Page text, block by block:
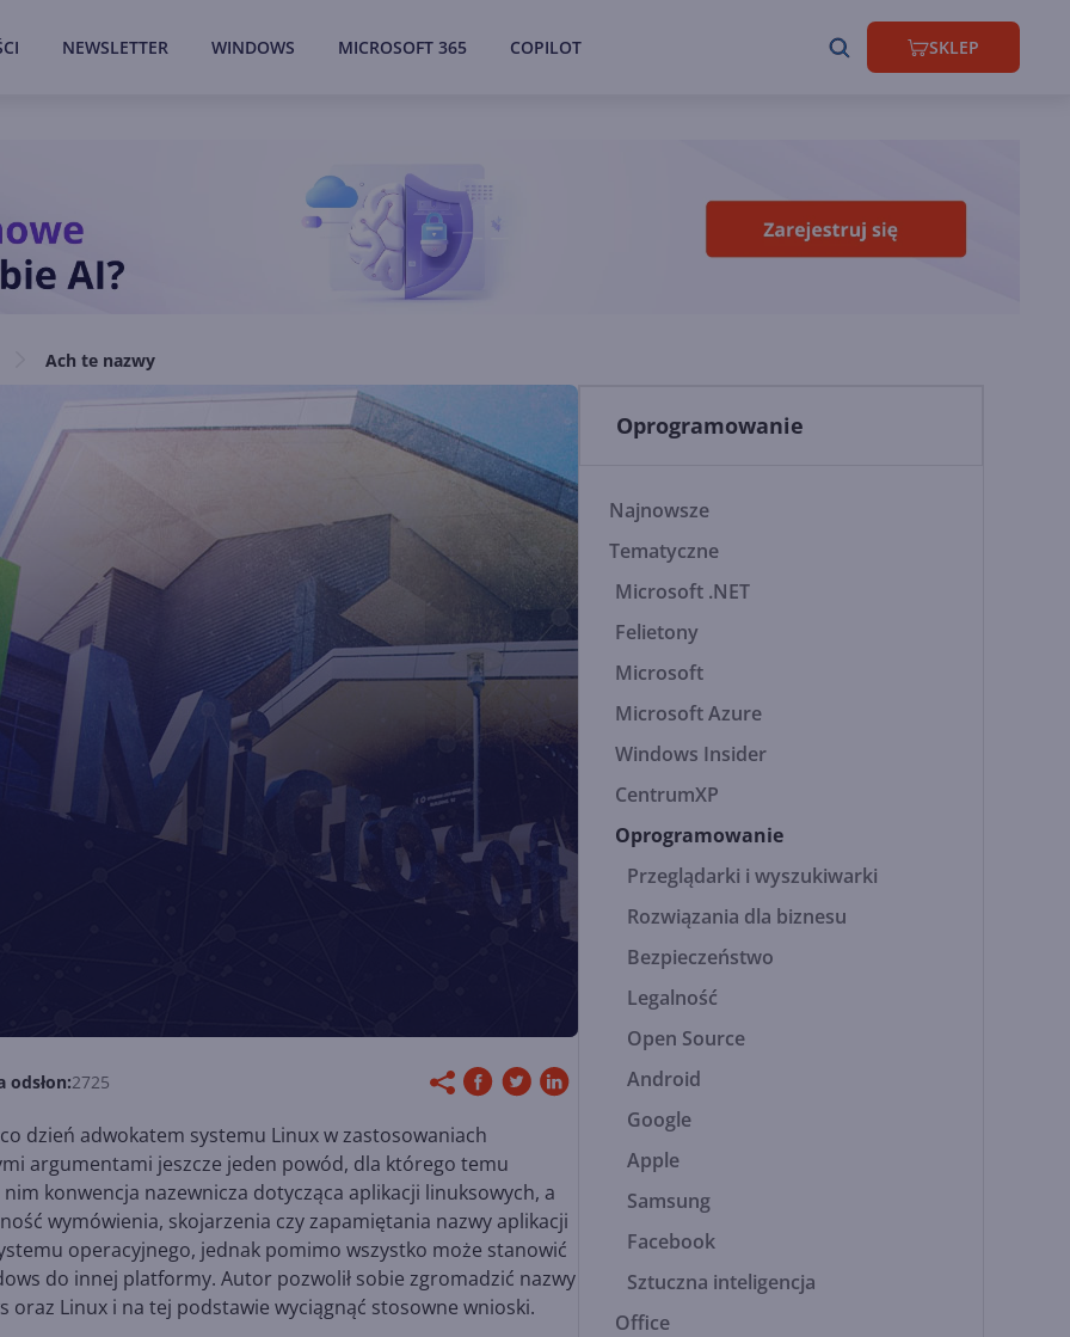
NEWSLETTER WINDOWS MICROSOFT 365 COPILOT SKLEP
Ach te nazwy
odsłon:2725
dzień adwokatem systemu Linux w zastosowaniach
argumentami jeszcze jeden powód, dla którego temu
konwencja nazewnicza dotycząca aplikacji linuksowych, a
wymówienia, skojarzenia czy zapamiętania nazwy aplikacji
operacyjnego, jednak pomimo wszystko może stanowić
do innej platformy. Autor pozwolił sobie zgromadzić nazwy
Linux i na tej podstawie wyciągnąć stosowne wnioski.
Oprogramowanie
Najnowsze
Tematyczne
Microsoft .NET
Felietony
Microsoft
Microsoft Azure
Windows Insider
CentrumXP
Oprogramowanie
Przeglądarki i wyszukiwarki
Rozwiązania dla biznesu
Bezpieczeństwo
Legalność
Open Source
Android
Google
Apple
Samsung
Facebook
Sztuczna inteligencja
Office